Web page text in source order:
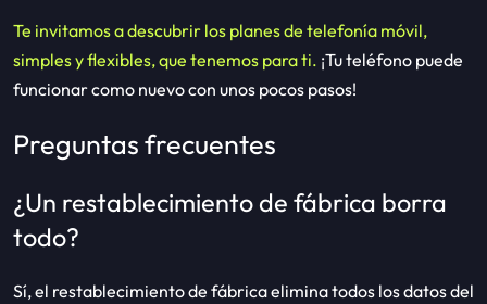
Te invitamos a descubrir los planes de telefonía móvil,
simples y flexibles, que tenemos para ti. ¡Tu teléfono puede
funcionar como nuevo con unos pocos pasos!
Preguntas frecuentes
¿Un restablecimiento de fábrica borra
todo?
Sí, el restablecimiento de fábrica elimina todos los datos del